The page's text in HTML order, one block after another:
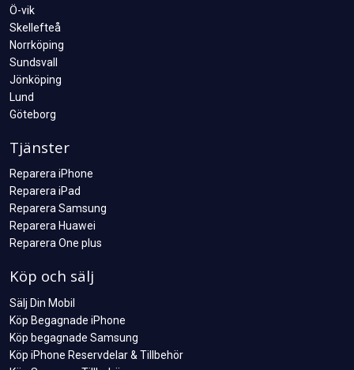
Ö-vik
Skellefteå
Norrköping
Sundsvall
Jönköping
Lund
Göteborg
Tjänster
Reparera iPhone
Reparera iPad
Reparera Samsung
Reparera Huawei
Reparera One plus
Köp och sälj
Sälj Din Mobil
Köp Begagnade iPhone
Köp begagnade Samsung
Köp iPhone Reservdelar & Tillbehör